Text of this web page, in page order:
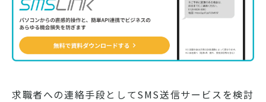
求職者への連絡手段としてSMS送信サービスを検討